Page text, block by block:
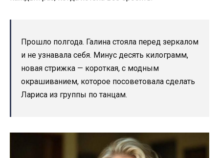
Прошло полгода. Галина стояла перед зеркалом
и не узнавала себя. Минус десять килограмм,
новая стрижка — короткая, с модным
окрашиванием, которое посоветовала сделать
Лариса из группы по танцам.